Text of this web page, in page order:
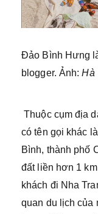
Đảo Bình Hưng
blogger. Ảnh: Hà
Thuộc cụm địa
có tên gọi khác
Bình, thành phố
đất liền hơn 1
khách đi Nha
quan du lịch của